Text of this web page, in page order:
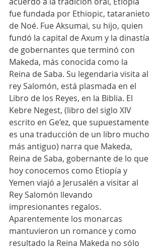
fue fundada por Ethiopic, tataranieto
de Noé. Fue Aksumai, su hijo, quien
fundó la capital de Axum y la dinastía
de gobernantes que terminó con
Makeda, más conocida como la
Reina de Saba. Su legendaria visita al
rey Salomón, está plasmada en el
Libro de los Reyes, en la Biblia. El
Kebre Negest, (libro del siglo XIV
escrito en Ge’ez, que supuestamente
es una traducción de un libro mucho
más antiguo) narra que Makeda,
Reina de Saba, gobernante de lo que
hoy conocemos como Etiopía y
Yemen viajó a Jerusalén a visitar al
Rey Salomón llevando
impresionantes regalos.
Aparentemente los monarcas
mantuvieron un romance y como
resultado la Reina Makeda no sólo